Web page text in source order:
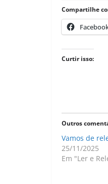
Compartilhe
Curtir isso:
Outros
Vamos de
25/11/2025
Em "Ler e